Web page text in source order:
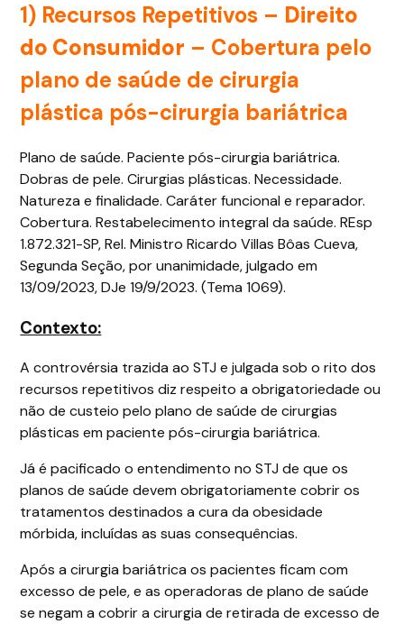
1) Recursos Repetitivos – Direito
do Consumidor – Cobertura pelo
plano de saúde de cirurgia
plástica pós-cirurgia bariátrica
Plano de saúde. Paciente pós-cirurgia bariátrica.
Dobras de pele. Cirurgias plásticas. Necessidade.
Natureza e finalidade. Caráter funcional e reparador.
Cobertura. Restabelecimento integral da saúde. REsp
1.872.321-SP, Rel. Ministro Ricardo Villas Bôas Cueva,
Segunda Seção, por unanimidade, julgado em
13/09/2023, DJe 19/9/2023. (Tema 1069).
Contexto:
A controvérsia trazida ao STJ e julgada sob o rito dos
recursos repetitivos diz respeito a obrigatoriedade ou
não de custeio pelo plano de saúde de cirurgias
plásticas em paciente pós-cirurgia bariátrica.
Já é pacificado o entendimento no STJ de que os
planos de saúde devem obrigatoriamente cobrir os
tratamentos destinados a cura da obesidade
mórbida, incluídas as suas consequências.
Após a cirurgia bariátrica os pacientes ficam com
excesso de pele, e as operadoras de plano de saúde
se negam a cobrir a cirurgia de retirada de excesso de